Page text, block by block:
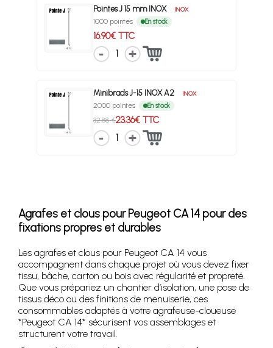
Pointes J 15 mm INOX INOX
1000 pointes En stock
16.90€ TTC
1
Minibrads J-15 INOX A2 INOX
2000 pointes En stock
32.88 €23.36€ TTC
1
Agrafes et clous pour Peugeot CA 14 pour des
fixations propres et durables
Les agrafes et clous pour Peugeot CA 14 vous
accompagnent dans chaque projet où vous devez fixer
tissu, bâche, carton ou bois avec régularité et propreté.
Que vous prépariez un chantier d’isolation, une pose de
tissus déco ou des finitions de menuiserie, ces
consommables adaptés à votre agrafeuse-cloueuse
*Peugeot CA 14* sécurisent vos assemblages et
structurent votre travail.